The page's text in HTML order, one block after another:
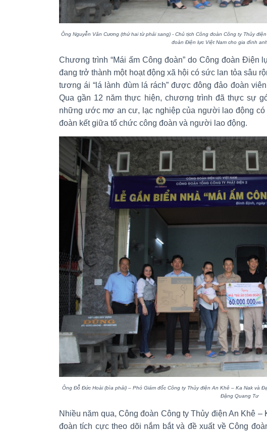
Ông Nguyễn Văn Cương (thứ hai từ phải sang) - Chủ tịch Công đoàn Công ty Thủy
đoàn Điện lực Việt Nam cho gia đình
Chương trình “Mái ấm Công đoàn” do Công đoàn Điện
đang trở thành một hoạt động xã hội có sức lan tỏa sâu
tương ái “lá lành đùm lá rách” được đông đảo đoàn
Qua gần 12 năm thực hiện, chương trình đã thực sự
những ước mơ an cư, lạc nghiệp của người lao động có
đoàn kết giữa tổ chức công đoàn và người lao động.
Ông Đỗ Đức Hoài (bìa phải) – Phó Giám đốc Công tyThủy điện An Khê – Ka Nak và
Đặng Quang Tư
Nhiều năm qua, Công đoàn Công ty Thủy điện An Khê
đoàn tích cực theo dõi nắm bắt và đề xuất về Công